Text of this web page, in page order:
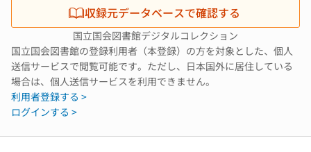
収録元データベースで確認する
国立国会図書館デジタルコレクション
国立国会図書館の登録利用者（本登録）の方を対象とした、個人
送信サービスで閲覧可能です。ただし、日本国外に居住している
場合は、個人送信サービスを利用できません。
利用者登録する >
ログインする >